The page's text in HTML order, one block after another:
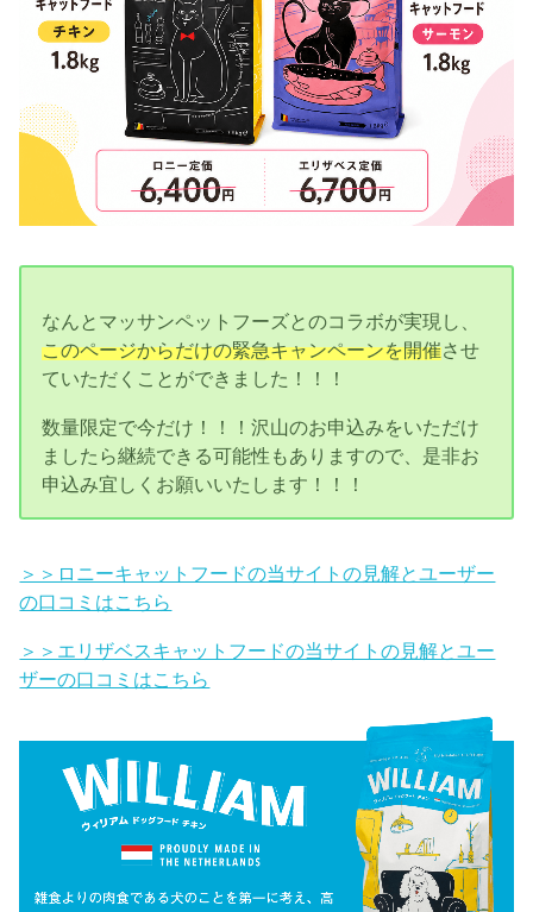
なんとマッサンペットフーズとのコラボが実現し、
このページからだけの緊急キャンペーンを開催させ
ていただくことができました！！！
数量限定で今だけ！！！沢山のお申込みをいただけ
ましたら継続できる可能性もありますので、是非お
申込み宜しくお願いいたします！！！
＞＞ロニーキャットフードの当サイトの見解とユーザー
の口コミはこちら
＞＞エリザベスキャットフードの当サイトの見解とユー
ザーの口コミはこちら